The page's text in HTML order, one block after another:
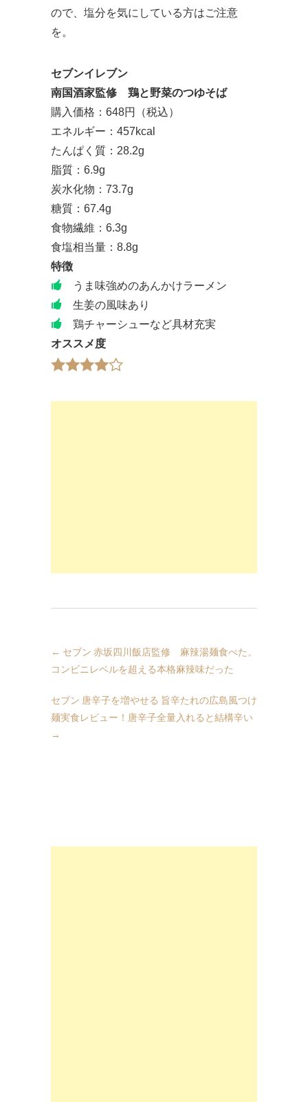
ので、塩分を気にしている方はご注意
を。
セブンイレブン
南国酒家監修 鶏と野菜のつゆそば
購入価格：648円（税込）
エネルギー：457kcal
たんぱく質：28.2g
脂質：6.9g
炭水化物：73.7g
糖質：67.4g
食物繊維：6.3g
食塩相当量：8.8g
特徴
うま味強めのあんかけラーメン
生姜の風味あり
鶏チャーシューなど具材充実
オススメ度
← セブン 赤坂四川飯店監修 麻辣湯麺食べた。
コンビニレベルを超える本格麻辣味だった
セブン 唐辛子を増やせる 旨辛たれの広島風つけ
麺実食レビュー！唐辛子全量入れると結構辛い
→